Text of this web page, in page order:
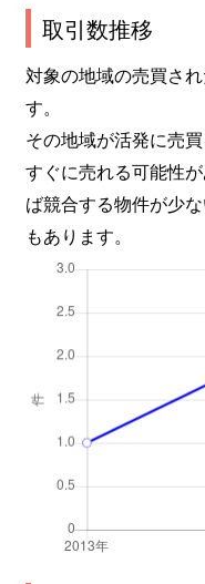
取引数推移
対象の地域の売買さ
す。
その地域が活発に売
すぐに売れる可能性
ば競合する物件が少
もあります。